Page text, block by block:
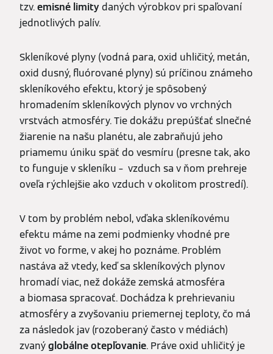
tzv.emisné limitydaných výrobkov pri spaľovaní
jednotlivých palív.
Skleníkové plyny (vodná para, oxid uhličitý, metán,
oxid dusný, fluórované plyny) sú príčinou známeho
skleníkového efektu, ktorý je spôsobený
hromadením skleníkových plynov vo vrchných
vrstvách atmosféry. Tie dokážu prepúšťať slnečné
žiarenie na našu planétu, ale zabraňujú jeho
priamemu úniku späť do vesmíru (presne tak, ako
to funguje v skleníku – vzduch sa v ňom prehreje
oveľa rýchlejšie ako vzduch v okolitom prostredí).
V tom by problém nebol, vďaka skleníkovému
efektu máme na zemi podmienky vhodné pre
život vo forme, v akej ho poznáme. Problém
nastáva až vtedy, keď sa skleníkových plynov
hromadí viac, než dokáže zemská atmosféra
a biomasa spracovať. Dochádza k prehrievaniu
atmosféry a zvyšovaniu priemernej teploty, čo má
za následok jav (rozoberaný často v médiách)
zvanýglobálne otepľovanie. Práve oxid uhličitý je